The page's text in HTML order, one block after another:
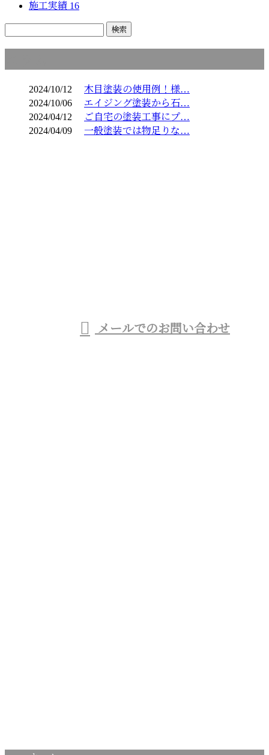
施工実績 16
2024/10/12
木目塗装の使用例！様…
2024/10/06
エイジング塗装から石…
2024/04/12
ご自宅の塗装工事にプ…
2024/04/09
一般塗装では物足りな…
メールでのお問い合わせ